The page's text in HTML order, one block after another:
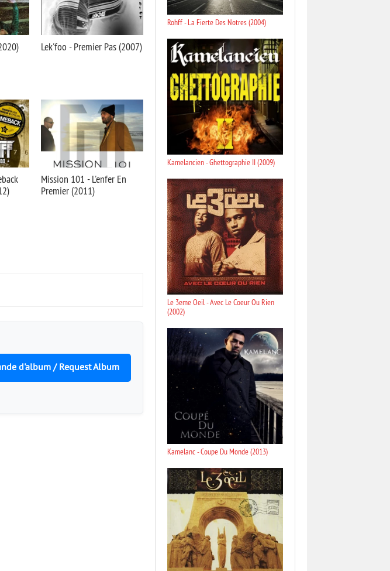
Lek'foo - Premier Pas (2007)
Mission 101 - L'enfer En
Premier (2011)
d'album / Request Album
Rohff - La Fierte Des Notres (2004)
Kamelancien - Ghettographie II (2009)
Le 3eme Oeil - Avec Le Coeur Ou Rien
(2002)
Kamelanc - Coupe Du Monde (2013)